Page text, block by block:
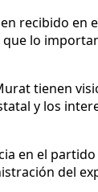
recibido en
lo
tienen
y los
en el
del